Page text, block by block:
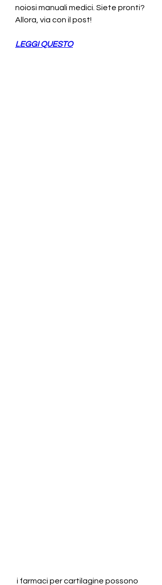
noiosi manuali medici. Siete pronti?
Allora, via con il post!
LEGGI QUESTO